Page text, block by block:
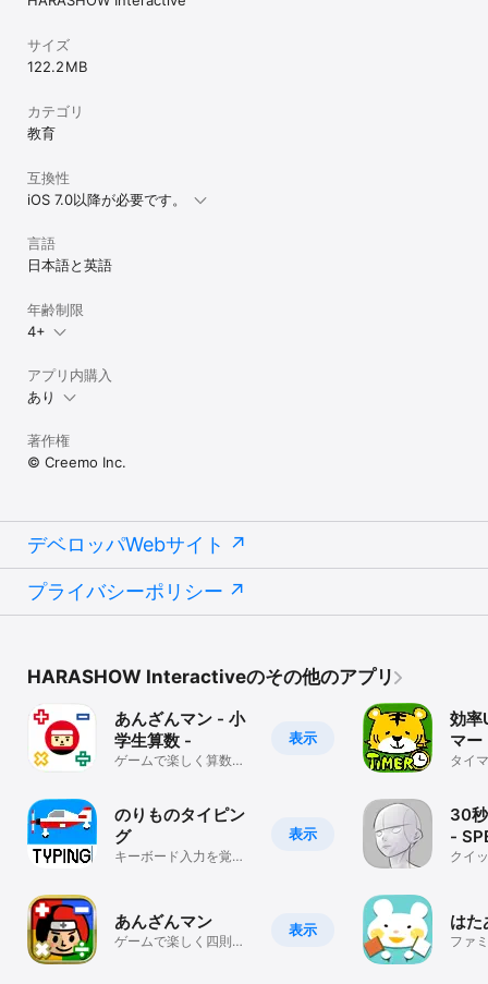
サイズ
122.2 MB
カテゴリ
教育
互換性
iOS 7.0以降が必要です。
言語
日本語と英語
年齢制限
4+
アプリ内購入
あり
著作権
© Creemo Inc.
デベロッパWebサイト
プライバシーポリシー
HARASHOW Interactiveのその他のアプリ
表示
あんざんマン - 小
学生算数 -
ゲームで楽しく算数を
表示
のりものタイピン
グ
キーボード入力を覚え
表示
あんざんマン
ゲームで楽しく四則演
効率
マー
タイ
30
-
クイ
はた
ファ